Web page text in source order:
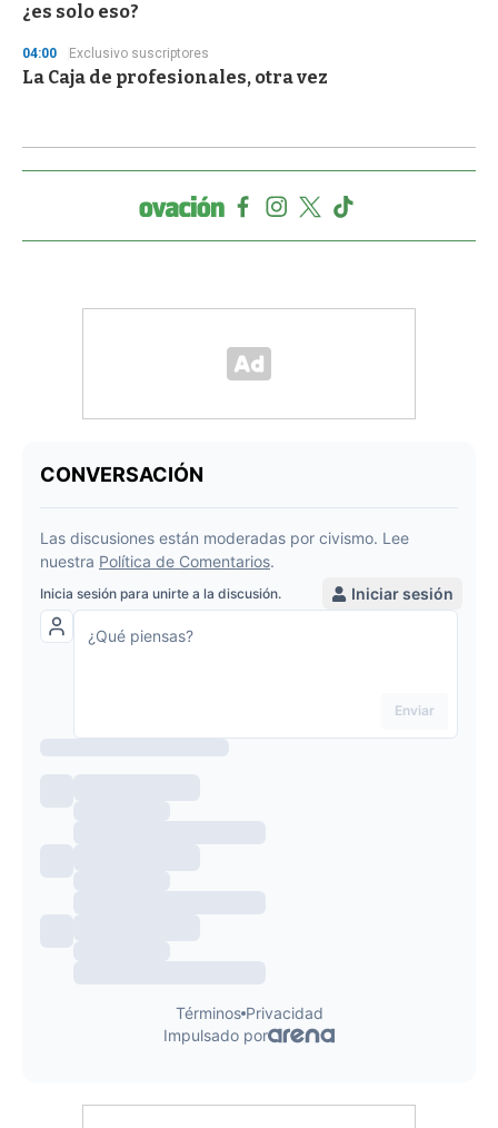
¿es solo eso?
04:00 Exclusivo suscriptores
La Caja de profesionales, otra vez